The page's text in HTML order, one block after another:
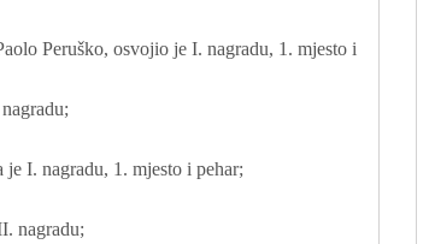
Peruško, osvojio je I. nagradu, 1. mjesto i
I. nagradu, 1. mjesto i pehar;
nagradu;